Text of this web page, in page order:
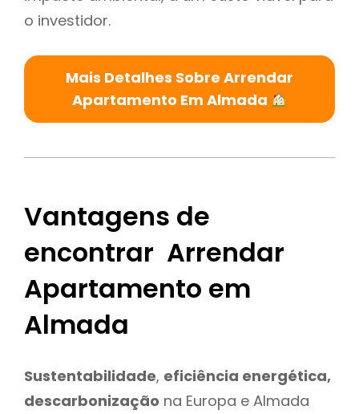
o investidor.
Mais Detalhes Sobre Arrendar
Apartamento Em Almada
Vantagens de
encontrar Arrendar
Apartamento em
Almada
Sustentabilidade, eficiência energética,
descarbonização na Europa e Almada